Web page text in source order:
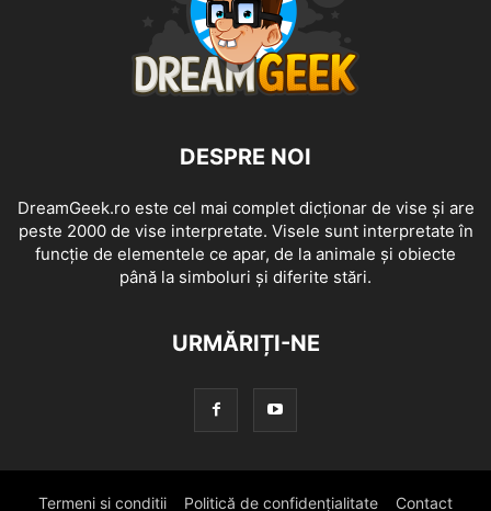
DESPRE NOI
DreamGeek.ro este cel mai complet dicționar de vise și are
peste 2000 de vise interpretate. Visele sunt interpretate în
funcție de elementele ce apar, de la animale și obiecte
până la simboluri și diferite stări.
URMĂRIȚI-NE
Termeni si conditii Politică de confidențialitate Contact